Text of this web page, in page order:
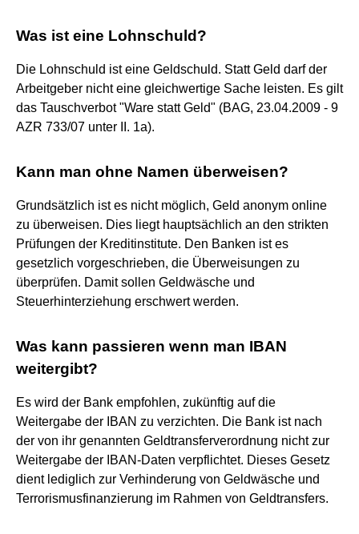
Was ist eine Lohnschuld?
Die Lohnschuld ist eine Geldschuld. Statt Geld darf der
Arbeitgeber nicht eine gleichwertige Sache leisten. Es gilt
das Tauschverbot "Ware statt Geld" (BAG, 23.04.2009 - 9
AZR 733/07 unter II. 1a).
Kann man ohne Namen überweisen?
Grundsätzlich ist es nicht möglich, Geld anonym online
zu überweisen. Dies liegt hauptsächlich an den strikten
Prüfungen der Kreditinstitute. Den Banken ist es
gesetzlich vorgeschrieben, die Überweisungen zu
überprüfen. Damit sollen Geldwäsche und
Steuerhinterziehung erschwert werden.
Was kann passieren wenn man IBAN
weitergibt?
Es wird der Bank empfohlen, zukünftig auf die
Weitergabe der IBAN zu verzichten. Die Bank ist nach
der von ihr genannten Geldtransferverordnung nicht zur
Weitergabe der IBAN-Daten verpflichtet. Dieses Gesetz
dient lediglich zur Verhinderung von Geldwäsche und
Terrorismusfinanzierung im Rahmen von Geldtransfers.